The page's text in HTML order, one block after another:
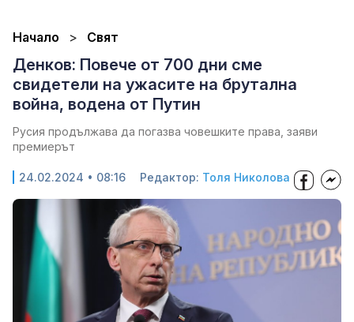
Начало Свят
Денков: Повече от 700 дни сме
свидетели на ужасите на брутална
война, водена от Путин
Русия продължава да погазва човешките права, заяви
премиерът
24.02.2024 • 08:16 Редактор: Толя Николова